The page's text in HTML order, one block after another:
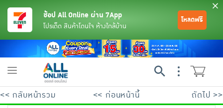
ช้อป All Online ผ่าน 7App
โปรเด็ด สินค้าโดนใจ ห้างใกล้บ้าน
โหลดฟรี
Toggle
<< กลับหน้ารวม << ก่อนหน้านี้ ถัดไป >>